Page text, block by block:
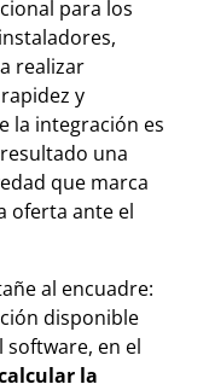
para los
realizar
y
la integración es
una
que marca
oferta ante el
al encuadre:
disponible
en el
la